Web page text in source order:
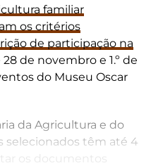
familiar
os critérios
de participação na
de novembro e 1.º de
do Museu Oscar
da Agricultura e do
selecionados têm até 4